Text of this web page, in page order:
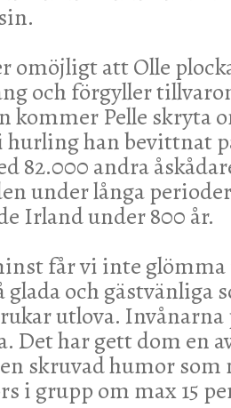
omöjligt att Olle
och förgyller
kommer Pelle skryta
han bevittnat
82.000 andra
under långa
Irland under 800 år.
får vi inte glömma
glada och gästvänliga
utlova. Invånarna
Det har gett dom en
skruvad humor som
i grupp om max 15